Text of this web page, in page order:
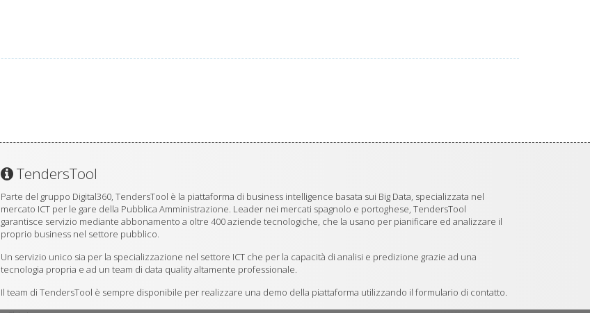
TendersTool
Parte del gruppo Digital360, TendersTool è la piattaforma di business intelligence basata sui Big Data, specializzata nel
mercato ICT per le gare della Pubblica Amministrazione. Leader nei mercati spagnolo e portoghese, TendersTool
garantisce servizio mediante abbonamento a oltre 400 aziende tecnologiche, che la usano per pianificare ed analizzare il
proprio business nel settore pubblico.
Un servizio unico sia per la specializzazione nel settore ICT che per la capacità di analisi e predizione grazie ad una
tecnologia propria e ad un team di data quality altamente professionale.
Il team di TendersTool è sempre disponibile per realizzare una demo della piattaforma utilizzando il formulario di contatto.